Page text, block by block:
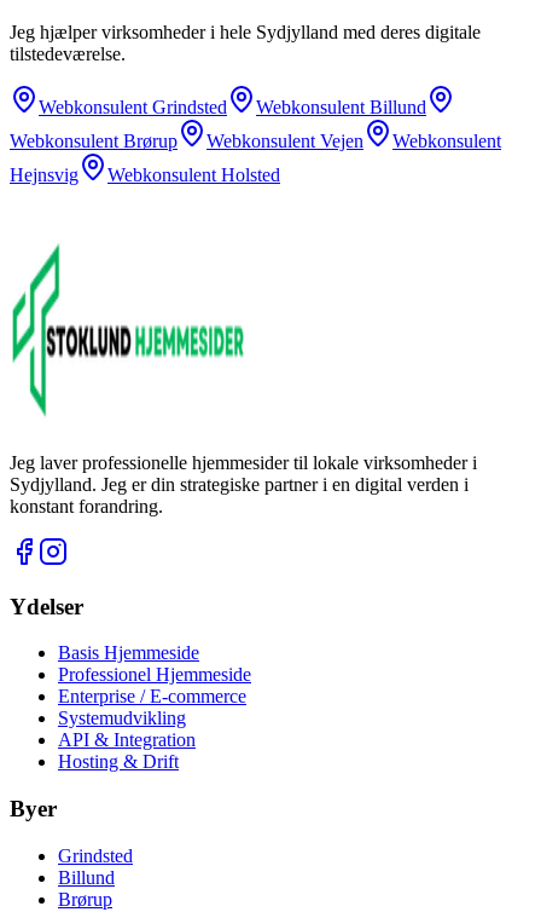
Jeg hjælper virksomheder i hele Sydjylland med deres digitale
tilstedeværelse.
Webkonsulent Grindsted Webkonsulent Billund
Webkonsulent Brørup Webkonsulent Vejen
Webkonsulent
Hejnsvig
Webkonsulent Holsted
Jeg laver professionelle hjemmesider til lokale virksomheder i
Sydjylland. Jeg er din strategiske partner i en digital verden i
konstant forandring.
Ydelser
Basis Hjemmeside
Professionel Hjemmeside
Enterprise / E-commerce
Systemudvikling
API & Integration
Hosting & Drift
Byer
Grindsted
Billund
Brørup